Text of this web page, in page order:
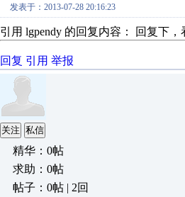
发表于：2013-07-28 20:16:23
引用 lgpendy 的回复内容： 回复下
回复 引用 举报
关注 私信
精华：0帖
求助：0帖
帖子：0帖 | 2回